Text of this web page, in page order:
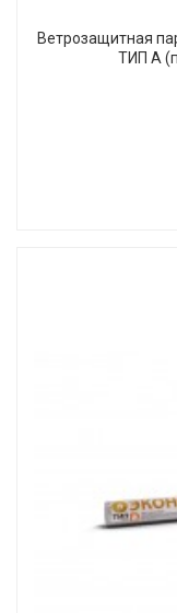
Ветрозащитная
ТИП А